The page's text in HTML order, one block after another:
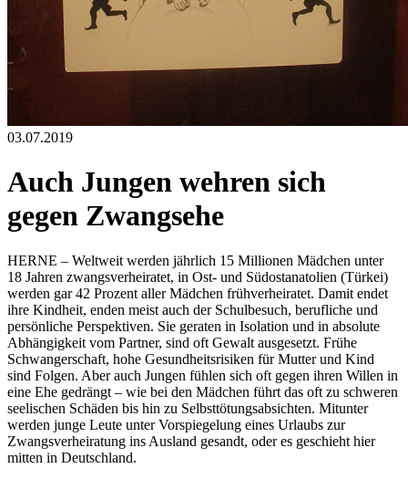
03.07.2019
Auch Jungen wehren sich
gegen Zwangsehe
HERNE – Weltweit werden jährlich 15 Millionen Mädchen unter
18 Jahren zwangsverheiratet, in Ost- und Südostanatolien (Türkei)
werden gar 42 Prozent aller Mädchen frühverheiratet. Damit endet
ihre Kindheit, enden meist auch der Schulbesuch, berufliche und
persönliche Perspektiven. Sie geraten in Isolation und in absolute
Abhängigkeit vom Partner, sind oft Gewalt ausgesetzt. Frühe
Schwangerschaft, hohe Gesundheitsrisiken für Mutter und Kind
sind Folgen. Aber auch Jungen fühlen sich oft gegen ihren Willen in
eine Ehe gedrängt – wie bei den Mädchen führt das oft zu schweren
seelischen Schäden bis hin zu Selbsttötungsabsichten. Mitunter
werden junge Leute unter Vorspiegelung eines Urlaubs zur
Zwangsverheiratung ins Ausland gesandt, oder es geschieht hier
mitten in Deutschland.